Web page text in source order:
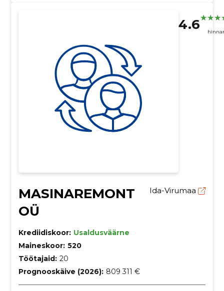
4.6
MASINAREMONT
OÜ
Ida-Virumaa
Krediidiskoor: Usaldusväärne
Maineskoor: 520
Töötajaid: 20
Prognooskäive (2026): 809 311 €